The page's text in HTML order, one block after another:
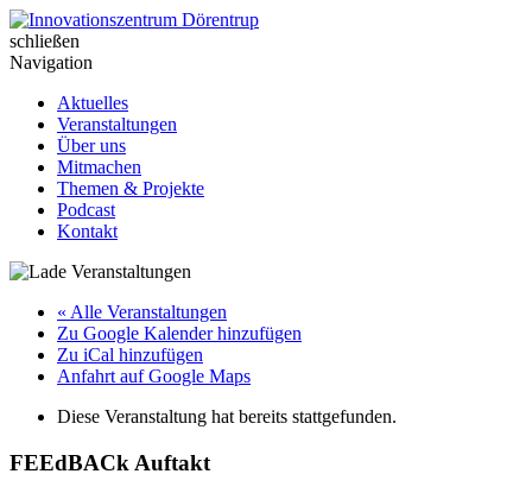
Skip
to
content
Innovationszentrum Dörentrup
schließen
Navigation
Aktuelles
Veranstaltungen
Über uns
Mitmachen
Themen & Projekte
Podcast
Kontakt
« Alle Veranstaltungen
Zu Google Kalender hinzufügen
Zu iCal hinzufügen
Anfahrt auf Google Maps
Diese Veranstaltung hat bereits stattgefunden.
FEEdBACk Auftakt